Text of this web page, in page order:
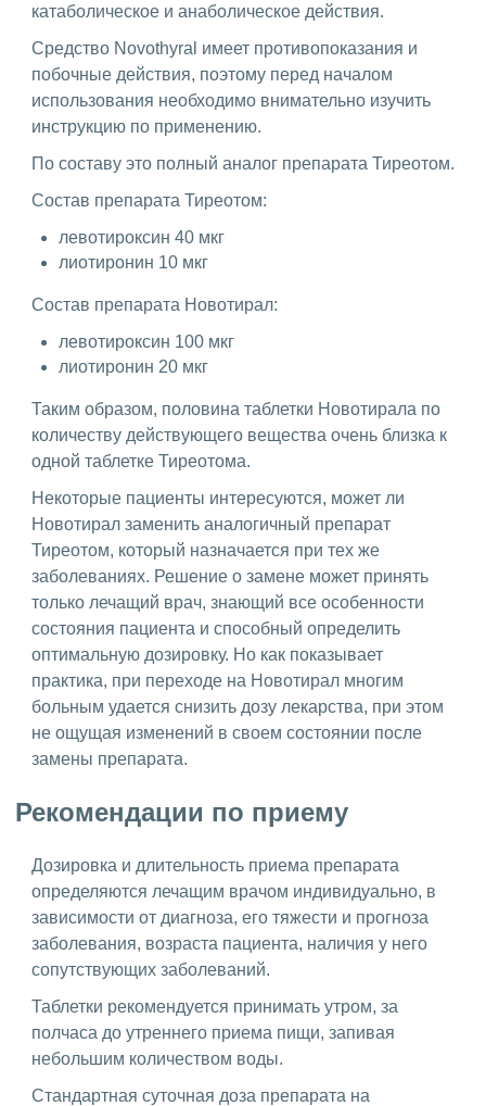
катаболическое и анаболическое действия.
Средство Novothyral имеет противопоказания и
побочные действия, поэтому перед началом
использования необходимо внимательно изучить
инструкцию по применению.
По составу это полный аналог препарата Тиреотом.
Состав препарата Тиреотом:
левотироксин 40 мкг
лиотиронин 10 мкг
Состав препарата Новотирал:
левотироксин 100 мкг
лиотиронин 20 мкг
Таким образом, половина таблетки Новотирала по
количеству действующего вещества очень близка к
одной таблетке Тиреотома.
Некоторые пациенты интересуются, может ли
Новотирал заменить аналогичный препарат
Тиреотом, который назначается при тех же
заболеваниях. Решение о замене может принять
только лечащий врач, знающий все особенности
состояния пациента и способный определить
оптимальную дозировку. Но как показывает
практика, при переходе на Новотирал многим
больным удается снизить дозу лекарства, при этом
не ощущая изменений в своем состоянии после
замены препарата.
Рекомендации по приему
Дозировка и длительность приема препарата
определяются лечащим врачом индивидуально, в
зависимости от диагноза, его тяжести и прогноза
заболевания, возраста пациента, наличия у него
сопутствующих заболеваний.
Таблетки рекомендуется принимать утром, за
полчаса до утреннего приема пищи, запивая
небольшим количеством воды.
Стандартная суточная доза препарата на